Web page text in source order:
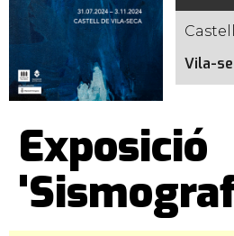
Castell
Vila-
Exposició